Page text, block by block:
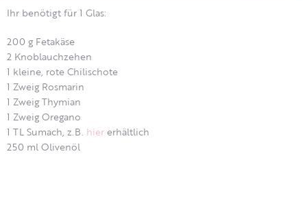
Ihr benötigt für 1 Glas:
200 g Fetakäse
2 Knoblauchzehen
1 kleine, rote Chilischote
1 Zweig Rosmarin
1 Zweig Thymian
1 Zweig Oregano
1 TL Sumach, z.B. hiererhältlich
250 ml Olivenöl